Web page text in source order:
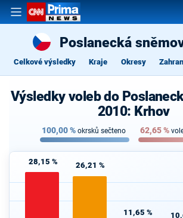
Poslanecká
Celkové výsledky Kraje Okresy
Výsledky voleb do
2010: Krhov
100,00% okrsků sečteno 62,65%
28,15 % 26,21 %
11,65 %